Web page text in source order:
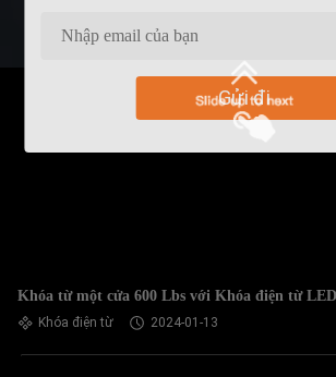
Gửi đi
Khóa từ một cửa 600 Lbs với Khóa điện từ
Khóa điện từ 2024-01-13